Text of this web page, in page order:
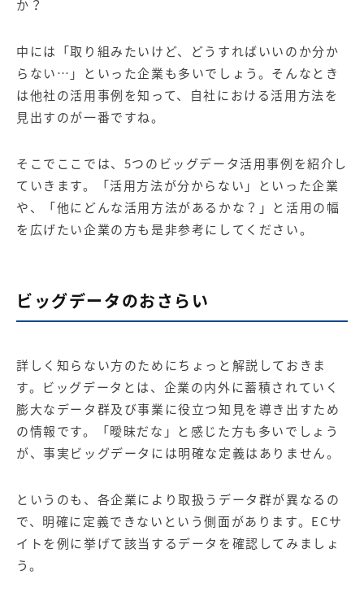
グ
ビス（LINE）
広告プロモーションの製品
Web広告サービス
Web広告パッケージ
【塾・個別塾業界向け】新規
集客Web広告パッケージ
サイトアクセス増加パッケー
ジ
Web制作の製品
か？
中には「取り組みたいけど、どうすればいいのか分か
らない…」といった企業も多いでしょう。そんなとき
は他社の活用事例を知って、自社における活用方法を
見出すのが一番ですね。
そこでここでは、5つのビッグデータ活用事例を紹介し
ていきます。「活用方法が分からない」といった企業
や、「他にどんな活用方法があるかな？」と活用の幅
を広げたい企業の方も是非参考にしてください。
ビッグデータのおさらい
詳しく知らない方のためにちょっと解説しておきま
す。ビッグデータとは、企業の内外に蓄積されていく
膨大なデータ群及び事業に役立つ知見を導き出すため
の情報です。「曖昧だな」と感じた方も多いでしょう
が、事実ビッグデータには明確な定義はありません。
というのも、各企業により取扱うデータ群が異なるの
で、明確に定義できないという側面があります。ECサ
イトを例に挙げて該当するデータを確認してみましょ
う。